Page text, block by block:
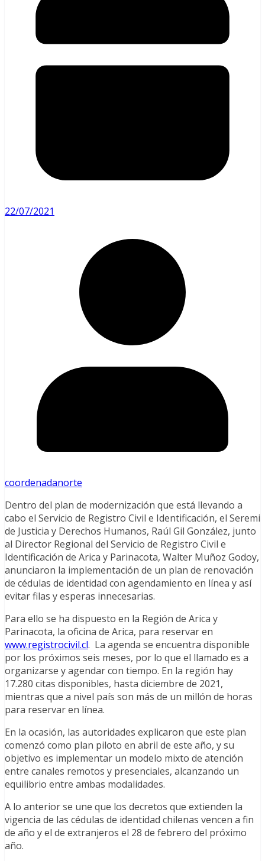
22/07/2021
coordenadanorte
Dentro del plan de modernización que está llevando a
cabo el Servicio de Registro Civil e Identificación, el Seremi
de Justicia y Derechos Humanos, Raúl Gil González, junto
al Director Regional del Servicio de Registro Civil e
Identificación de Arica y Parinacota, Walter Muñoz Godoy,
anunciaron la implementación de un plan de renovación
de cédulas de identidad con agendamiento en línea y así
evitar filas y esperas innecesarias.
Para ello se ha dispuesto en la Región de Arica y
Parinacota, la oficina de Arica, para reservar en
www.registrocivil.cl. La agenda se encuentra disponible
por los próximos seis meses, por lo que el llamado es a
organizarse y agendar con tiempo. En la región hay
17.280 citas disponibles, hasta diciembre de 2021,
mientras que a nivel país son más de un millón de horas
para reservar en línea.
En la ocasión, las autoridades explicaron que este plan
comenzó como plan piloto en abril de este año, y su
objetivo es implementar un modelo mixto de atención
entre canales remotos y presenciales, alcanzando un
equilibrio entre ambas modalidades.
A lo anterior se une que los decretos que extienden la
vigencia de las cédulas de identidad chilenas vencen a fin
de año y el de extranjeros el 28 de febrero del próximo
año.